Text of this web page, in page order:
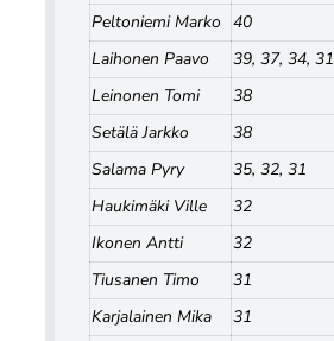
Peltoniemi Marko 40
Laihonen Paavo
39, 37, 34, 31
Leinonen Tomi
38
Setälä Jarkko
38
Salama Pyry
35, 32, 31
Haukimäki Ville
32
Ikonen Antti
32
Tiusanen Timo
31
Karjalainen Mika
31